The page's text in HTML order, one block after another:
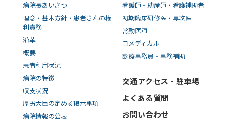
病院長あいさつ
理念・基本方針・患者さんの権
利責務
沿革
概要
患者利用状況
病院の特徴
収支状況
厚労大臣の定める掲示事項
病院情報の公表
看護師・助産師・看護補助者
初期臨床研修医・専攻医
常勤医師
コメディカル
診療事務員・事務補助
交通アクセス・駐車場
よくある質問
お問い合わせ